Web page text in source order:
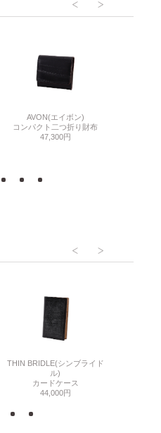
AVON(エイボン)
コンパクト二つ折り財布
47,300円
THIN BRIDLE(シンブライド
ル)
カードケース
44,000円